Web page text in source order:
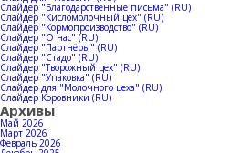
Коровники
Производство мороженое
География продаж
Контакты
Слайдер "Благодарственные письма" (RU)
Слайдер "Кисломолочный цех" (RU)
Слайдер "Кормопроизводство" (RU)
Слайдер "О нас" (RU)
Слайдер "Партнёры" (RU)
Слайдер "Стадо" (RU)
Слайдер "Творожный цех" (RU)
Слайдер "Упаковка" (RU)
Слайдер для "Молочного цеха" (RU)
Слайдер Коровники (RU)
Архивы
Май 2026
Март 2026
Февраль 2026